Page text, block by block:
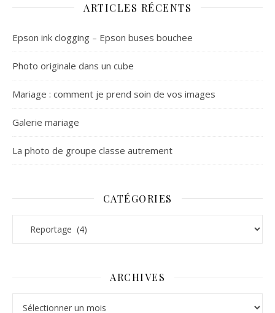
ARTICLES RÉCENTS
Epson ink clogging – Epson buses bouchee
Photo originale dans un cube
Mariage : comment je prend soin de vos images
Galerie mariage
La photo de groupe classe autrement
CATÉGORIES
ARCHIVES